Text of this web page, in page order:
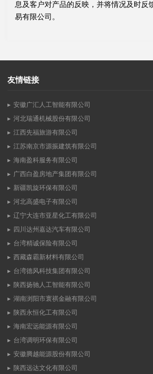
息及客户对产品的反映，并将情况及时反
易有限公司。
友情链接
安徽广汇人工智能有限公司
河北瑞通机械股份有限公司
江西先福旅游有限公司
江苏南京市源振建筑有限公司
海南盈科服务有限公司
广西白盈房地产集团有限公司
新疆凯旋环保有限公司
河北高盛电子有限公司
辽宁大连市亚星化工有限公司
四川达州嘉达汽车有限公司
台湾精诚保险有限公司
西藏森霸新材料有限公司
台湾德风科技集团有限公司
陕西扬驰人工智能有限公司
湖南浏阳市寰祺金融有限公司
陕西永恒化工有限公司
海南宏远能源有限公司
台湾调明环保有限公司
安徽腾越能源股份有限公司
陕西远达文化有限公司